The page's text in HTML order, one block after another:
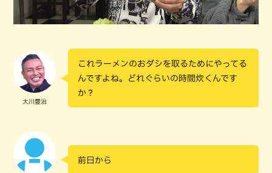
大川豊治
これラーメンのおダシを取るためにやってる
んですよね。どれぐらいの時間炊くんです
か？
前日から